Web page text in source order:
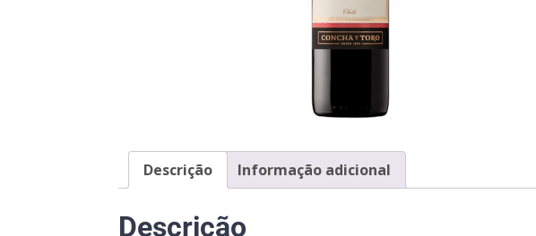
Descrição Informação adicional
Descrição